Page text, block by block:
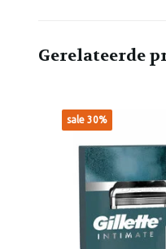
Gerelateerde
sale 30%